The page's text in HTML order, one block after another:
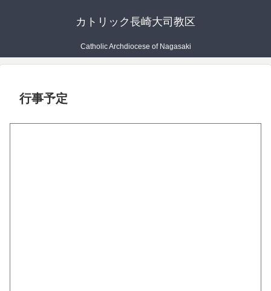
カトリック長崎大司教区
Catholic Archdiocese of Nagasaki
行事予定